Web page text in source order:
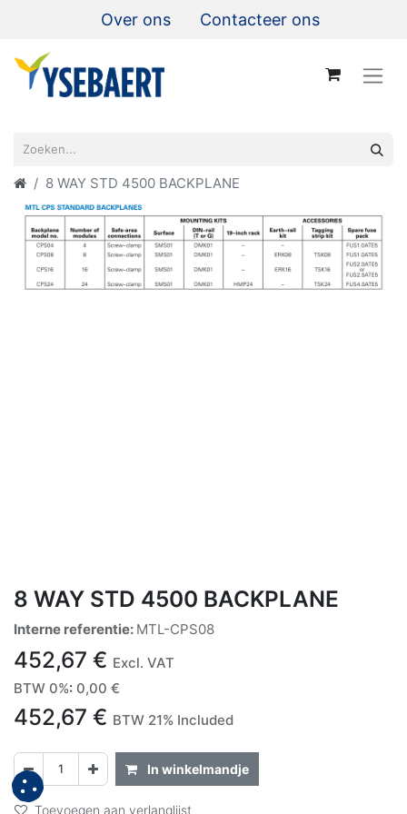
Over ons Contacteer ons
8 WAY STD 4500 BACKPLANE
8 WAY STD 4500 BACKPLANE
Interne referentie: MTL-CPS08
452,67 € Excl. VAT
BTW 0%: 0,00 €
452,67 € BTW 21% Included
In winkelmandje
Toevoegen aan verlanglijst